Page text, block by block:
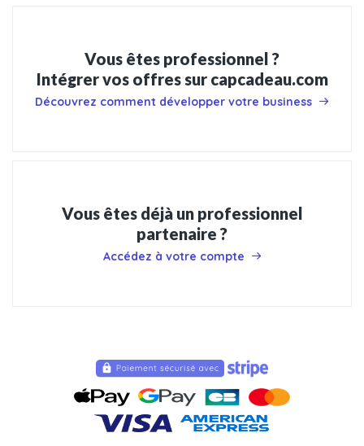
Vous êtes professionnel ?
Intégrer vos offres sur capcadeau.com
Découvrez comment développer votre business
Vous êtes déjà un professionnel
partenaire ?
Accédez à votre compte